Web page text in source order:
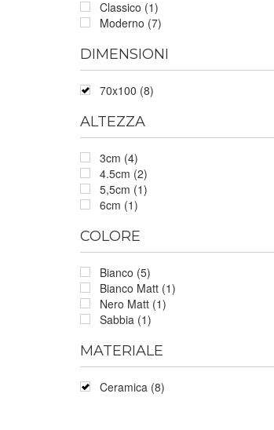
Classico (1)
Moderno (7)
DIMENSIONI
70x100 (8)
ALTEZZA
3cm (4)
4.5cm (2)
5,5cm (1)
6cm (1)
COLORE
Bianco (5)
Bianco Matt (1)
Nero Matt (1)
Sabbia (1)
MATERIALE
Ceramica (8)